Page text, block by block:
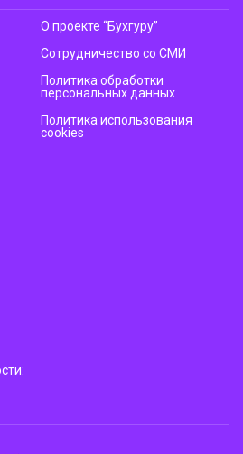
О проекте “Бухгуру”
Сотрудничество со СМИ
Политика обработки
персональных данных
Политика использования
cookies